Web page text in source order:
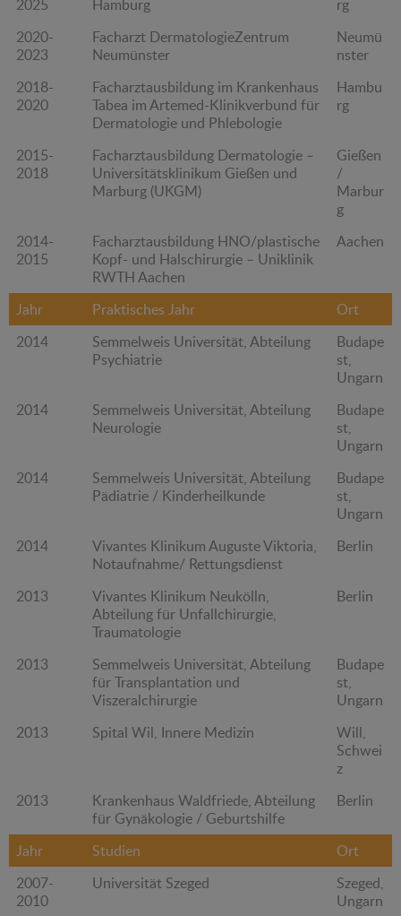
2025
Hamburg
rg
2020-
2023
Facharzt DermatologieZentrum
Neumünster
Neumü
nster
2018-
2020
Facharztausbildung im Krankenhaus
Tabea im Artemed-Klinikverbund für
Dermatologie und Phlebologie
Hambu
rg
2015-
2018
Facharztausbildung Dermatologie –
Universitätsklinikum Gießen und
Marburg (UKGM)
Gießen
/
Marbur
g
2014-
2015
Facharztausbildung HNO/plastische
Kopf- und Halschirurgie – Uniklinik
RWTH Aachen
Aachen
Jahr Praktisches Jahr
Ort
2014
Semmelweis Universität, Abteilung
Psychiatrie
Budape
st,
Ungarn
2014
Semmelweis Universität, Abteilung
Neurologie
Budape
st,
Ungarn
2014
Semmelweis Universität, Abteilung
Pädiatrie / Kinderheilkunde
Budape
st,
Ungarn
2014
Vivantes Klinikum Auguste Viktoria,
Notaufnahme/ Rettungsdienst
Berlin
2013
Vivantes Klinikum Neukölln,
Abteilung für Unfallchirurgie,
Traumatologie
Berlin
2013
Semmelweis Universität, Abteilung
für Transplantation und
Viszeralchirurgie
Budape
st,
Ungarn
2013
Spital Wil, Innere Medizin
Will,
Schwei
z
2013
Krankenhaus Waldfriede, Abteilung
für Gynäkologie / Geburtshilfe
Berlin
Jahr Studien
Ort
2007-
2010
Universität Szeged
Szeged,
Ungarn